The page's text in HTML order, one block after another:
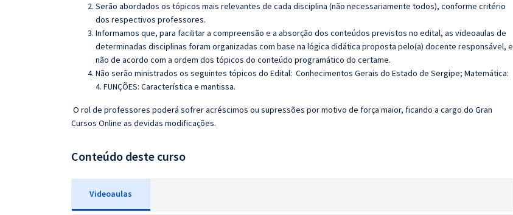
Serão abordados os tópicos mais relevantes de cada disciplina (não necessariamente todos), conforme critério
dos respectivos professores.
Informamos que, para facilitar a compreensão e a absorção dos conteúdos previstos no edital, as videoaulas de
determinadas disciplinas foram organizadas com base na lógica didática proposta pelo(a) docente responsável, e
não de acordo com a ordem dos tópicos do conteúdo programático do certame.
Não serão ministrados os seguintes tópicos do Edital: Conhecimentos Gerais do Estado de Sergipe; Matemática:
4. FUNÇÕES: Característica e mantissa.
O rol de professores poderá sofrer acréscimos ou supressões por motivo de força maior, ficando a cargo do Gran
Cursos Online as devidas modificações.
Conteúdo deste curso
Videoaulas